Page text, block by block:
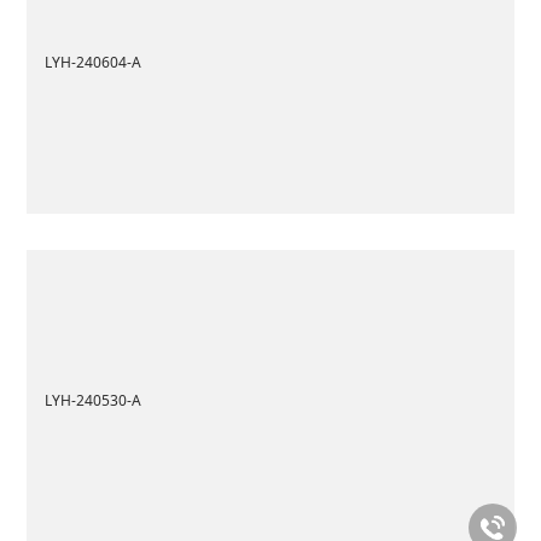
LYH-240604-A
LYH-240530-A